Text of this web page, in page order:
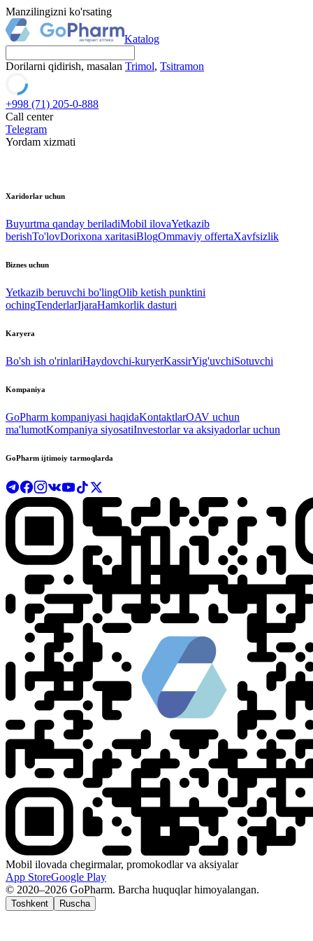
Manzilingizni ko'rsating
Katalog
Dorilarni qidirish, masalan Trimol, Tsitramon
+998 (71) 205-0-888
Call center
Telegram
Yordam xizmati
Xaridorlar uchun
Buyurtma qanday beriladiMobil ilovaYetkazib
berishTo'lovDorixona xaritasiBlogOmmaviy offertaXavfsizlik
Biznes uchun
Yetkazib beruvchi bo'lingOlib ketish punktini
ochingTenderlarIjaraHamkorlik dasturi
Karyera
Bo'sh ish o'rinlariHaydovchi-kuryerKassirYig'uvchiSotuvchi
Kompaniya
GoPharm kompaniyasi haqidaKontaktlarOAV uchun
ma'lumotKompaniya siyosatiInvestorlar va aksiyadorlar uchun
GoPharm ijtimoiy tarmoqlarda
Mobil ilovada chegirmalar, promokodlar va aksiyalar
App StoreGoogle Play
© 2020–2026 GoPharm. Barcha huquqlar himoyalangan.
Toshkent Ruscha